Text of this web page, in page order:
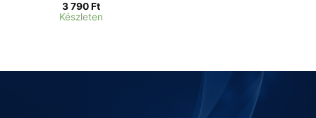
3 790Ft
Készleten